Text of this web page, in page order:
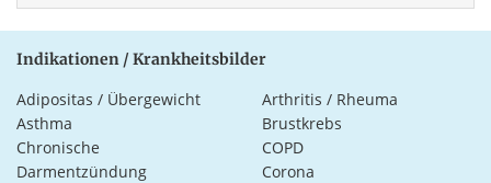
Indikationen / Krankheitsbilder
Adipositas / Übergewicht
Arthritis / Rheuma
Asthma
Brustkrebs
Chronische
Darmentzündung
COPD
Corona